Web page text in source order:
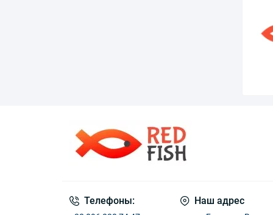
Телефоны: Наш адрес